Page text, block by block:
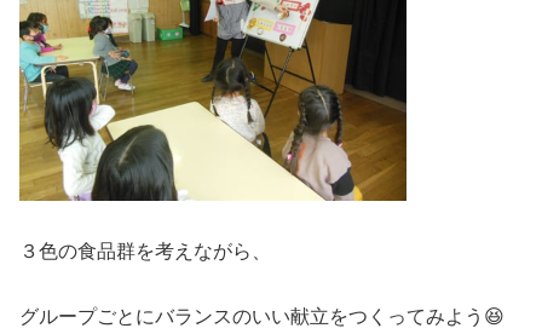
３色の食品群を考えながら、
グループごとにバランスのいい献立をつくってみよう😆